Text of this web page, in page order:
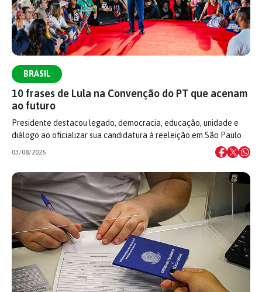
BRASIL
10 frases de Lula na Convenção do PT que acenam
ao futuro
Presidente destacou legado, democracia, educação, unidade e
diálogo ao oficializar sua candidatura à reeleição em São Paulo
03/08/2026